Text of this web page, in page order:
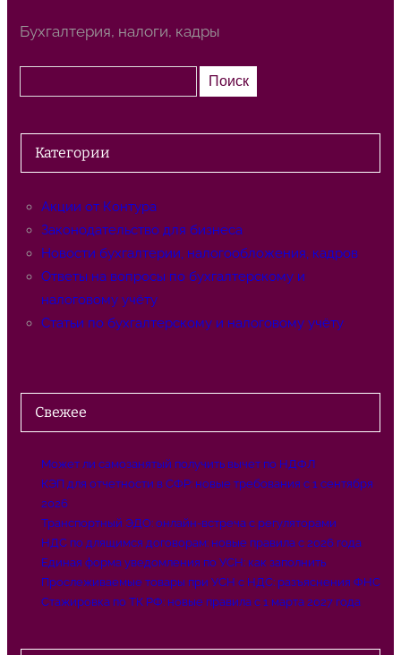
Бухгалтерия, налоги, кадры
о
к
Поиск
Категории
Акции от Контура
Законодательство для бизнеса
Новости бухгалтерии, налогообложения, кадров
Ответы на вопросы по бухгалтерскому и
налоговому учёту
Статьи по бухгалтерскому и налоговому учёту
Свежее
Может ли самозанятый получить вычет по НДФЛ
КЭП для отчетности в СФР: новые требования с 1 сентября
2026
Транспортный ЭДО: онлайн-встреча с регуляторами
НДС по длящимся договорам: новые правила с 2026 года
Единая форма уведомления по УСН: как заполнить
Прослеживаемые товары при УСН с НДС: разъяснения ФНС
Стажировка по ТК РФ: новые правила с 1 марта 2027 года